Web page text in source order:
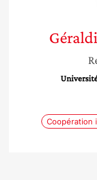
Coopération